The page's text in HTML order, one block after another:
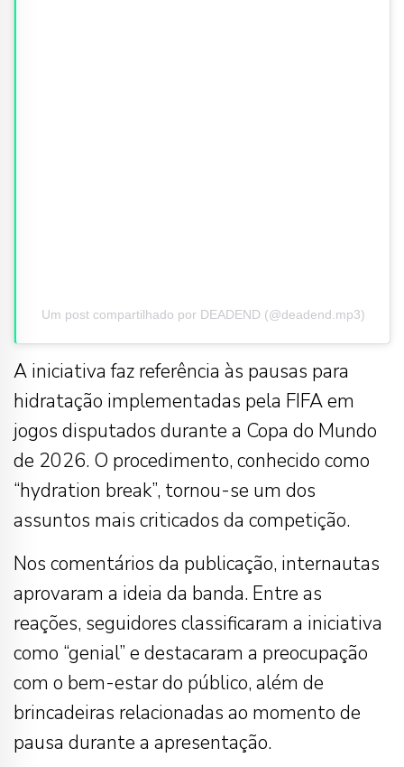
Um post compartilhado por DEADEND (@deadend.mp3)
A iniciativa faz referência às pausas para
hidratação implementadas pela FIFA em
jogos disputados durante a Copa do Mundo
de 2026. O procedimento, conhecido como
“hydration break”, tornou-se um dos
assuntos mais criticados da competição.
Nos comentários da publicação, internautas
aprovaram a ideia da banda. Entre as
reações, seguidores classificaram a iniciativa
como “genial” e destacaram a preocupação
com o bem-estar do público, além de
brincadeiras relacionadas ao momento de
pausa durante a apresentação.